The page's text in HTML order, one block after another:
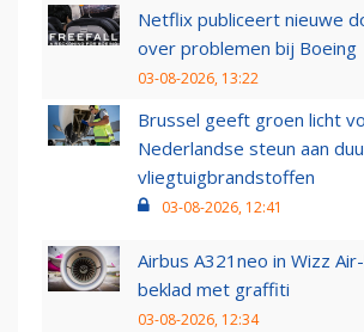
Netflix publiceert nieuwe
over problemen bij Boeing
03-08-2026, 13:22
Brussel geeft groen licht
Nederlandse steun aan
vliegtuigbrandstoffen
03-08-2026, 12:41
Airbus A321neo in Wizz
beklad met graffiti
03-08-2026, 12:34